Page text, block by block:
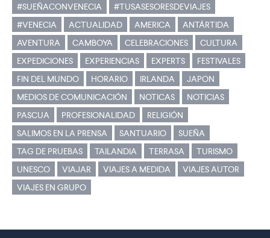
#SUEÑACONVENECIA
#TUSASESORESDEVIAJES
#VENECIA
ACTUALIDAD AMERICA
ANTÁRTIDA
AVENTURA
CAMBOYA CELEBRACIONES
CULTURA
EXPEDICIONES
EXPERIENCIAS EXPERTS
FESTIVALES
FIN DEL MUNDO
HORARIO IRLANDA
JAPON
MEDIOS DE COMUNICACIÓN
NOTICAS
NOTICIAS
PASCUA
PROFESIONALIDAD
RELIGIÓN
SALIMOS EN LA PRENSA
SANTUARIO
SUEÑA
TAG DE PRUEBAS
TAILANDIA TERRASA
TURISMO
UNESCO
VIAJAR VIAJES A MEDIDA
VIAJES AUTOR
VIAJES EN GRUPO